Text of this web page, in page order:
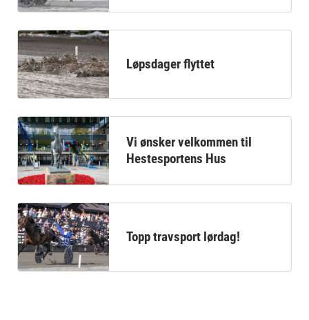
Løpsdager flyttet
Vi ønsker velkommen til
Hestesportens Hus
Topp travsport lørdag!